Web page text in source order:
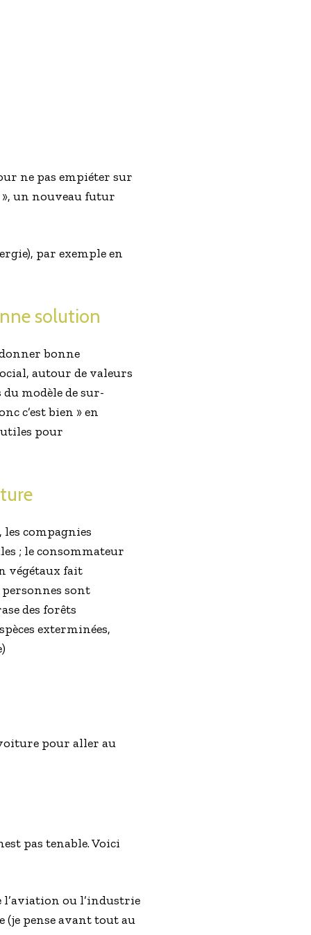
ne pas empiéter sur
un nouveau futur
par exemple en
solution
bonne
autour de valeurs
modèle de sur-
c’est bien » en
pour
les compagnies
; le consommateur
végétaux fait
sont
des forêts
exterminées,
pour aller au
pas tenable. Voici
ou l’industrie
pense avant tout au